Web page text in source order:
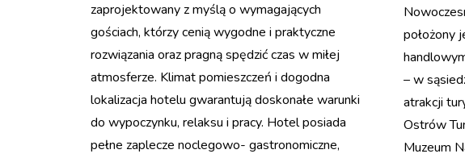
zaprojektowany z myślą o wymagających
gościach, którzy cenią wygodne i praktyczne
rozwiązania oraz pragną spędzić czas w miłej
atmosferze. Klimat pomieszczeń i dogodna
lokalizacja hotelu gwarantują doskonałe warunki
do wypoczynku, relaksu i pracy. Hotel posiada
pełne zaplecze noclegowo- gastronomiczne,
położony
– w
atrakcji
Ostrów
Muzeum